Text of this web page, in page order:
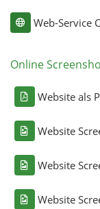
Web-Service
Online
Website als
Website
Website
Website